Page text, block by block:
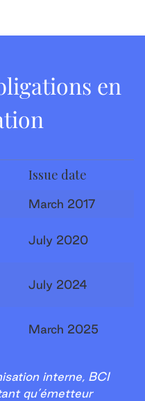
en
Issue date
March 2017
July 2020
July 2024
March 2025
interne, BCI
qu’émetteur